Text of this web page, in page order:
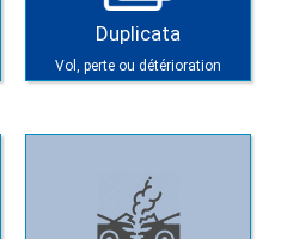
Duplicata
Vol, perte ou détérioration